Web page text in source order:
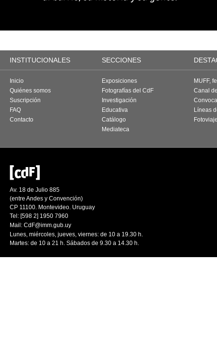
INSTITUCIONALES SECCIONES
Inicio
Quiénes somos
Suscripción
FAQ
Contacto
Exposiciones
Fotografías del CdF
Investigación
Educativa
Catálogo
Mediateca
MUFF,
Canal
Líneas
Av. 18 de Julio 885
(entre Andes y Convención)
CP 11100. Montevideo. Uruguay
Tel: [598 2] 1950 7960
Mail: CdF@imm.gub.uy
Lunes, miércoles, jueves, viernes: de 10 a 19.30 h.
Martes: de 10 a 21 h. Sábados de 9.30 a 14.30 h.